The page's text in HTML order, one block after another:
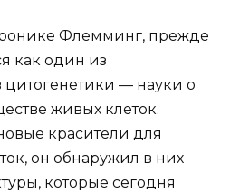
Флемминг, прежде
как один из
— науки о
живых клеток.
красители для
он обнаружил в них
которые сегодня